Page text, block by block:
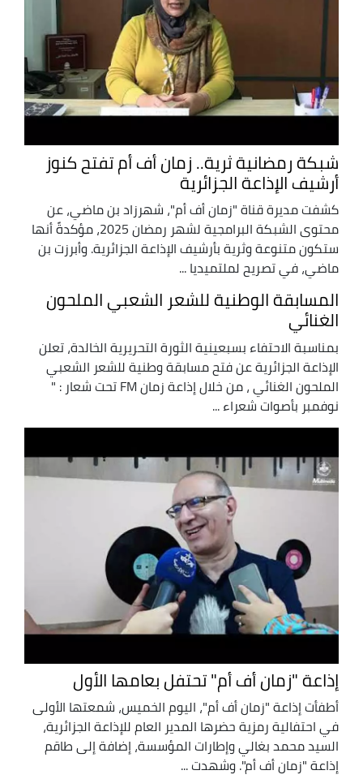
شبكة رمضانية ثرية.. زمان أف أم تفتح كنوز
أرشيف الإذاعة الجزائرية
كشفت مديرة قناة "زمان أف أم"، شهرزاد بن ماضي، عن
محتوى الشبكة البرامجية لشهر رمضان 2025، مؤكدةً أنها
ستكون متنوعة وثرية بأرشيف الإذاعة الجزائرية. وأبرزت بن
ماضي، في تصريح لملتميديا ...
المسابقة الوطنية للشعر الشعبي الملحون
الغنائي
بمناسبة الاحتفاء بسبعينية الثورة التحريرية الخالدة، تعلن
الإذاعة الجزائرية عن فتح مسابقة وطنية للشعر الشعبي
الملحون الغنائي ، من خلال إذاعة زمان FM تحت شعار : "
نوفمبر بأصوات شعراء ...
إذاعة "زمان أف أم" تحتفل بعامها الأول
أطفأت إذاعة "زمان أف أم"، اليوم الخميس، شمعتها الأولى
في احتفالية رمزية حضرها المدير العام للإذاعة الجزائرية،
السيد محمد بغالي وإطارات المؤسسة، إضافة إلى طاقم
إذاعة "زمان أف أم". وشهدت ...